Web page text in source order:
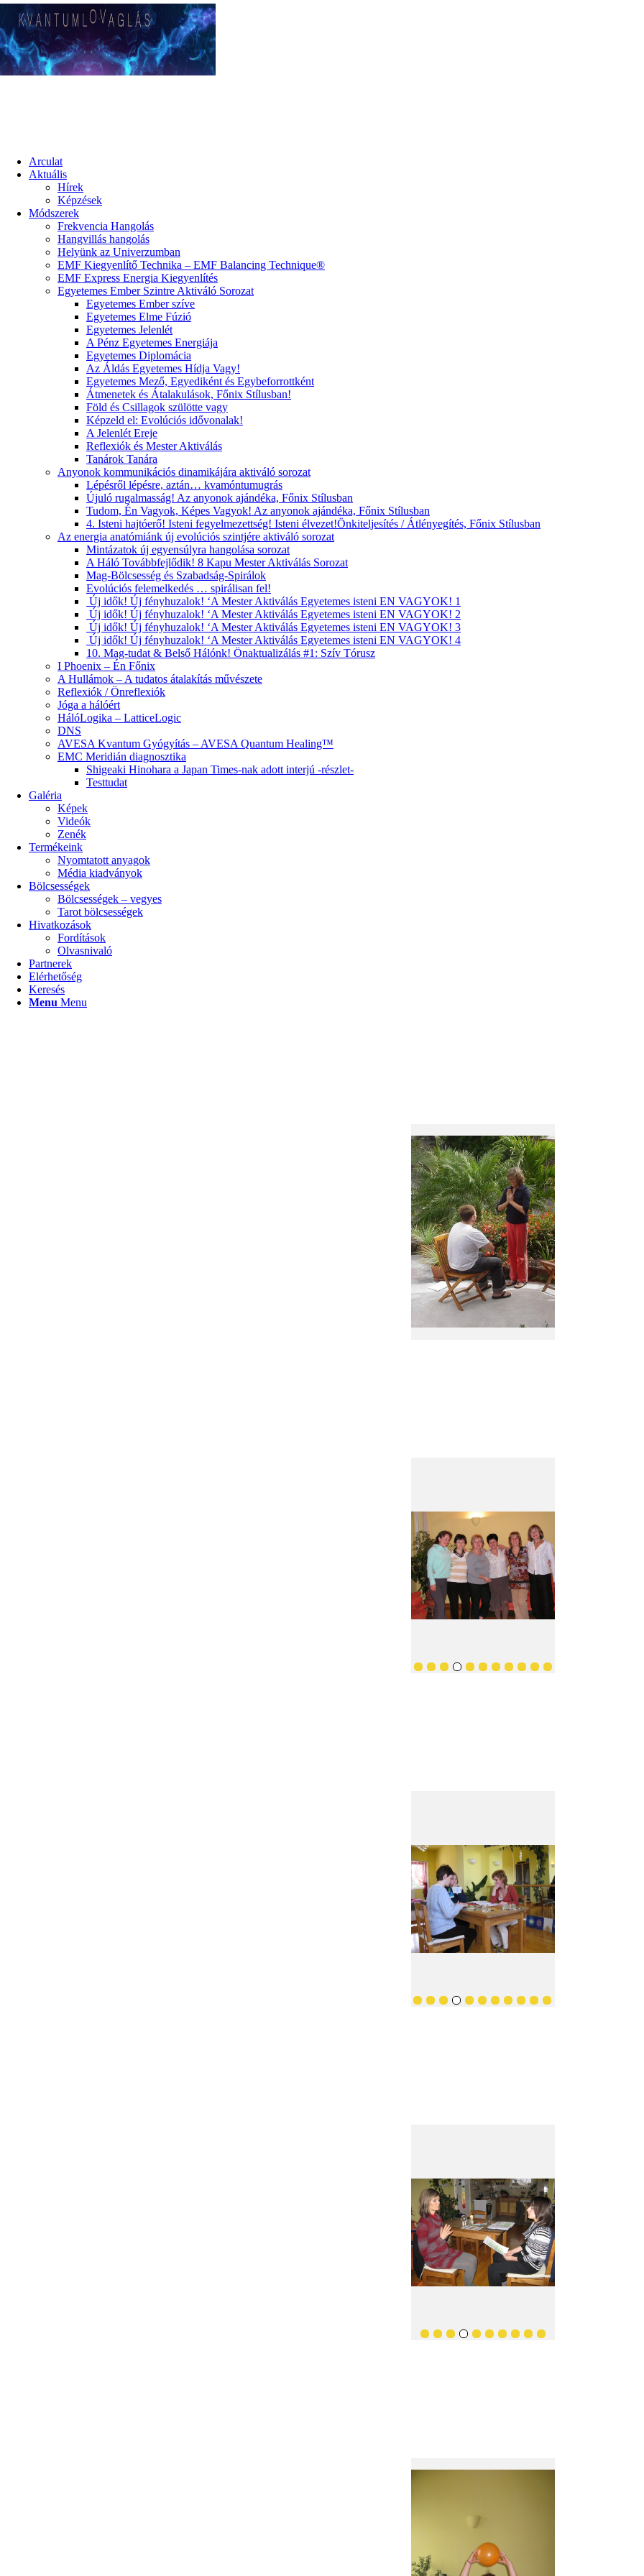
Arculat
Aktuális
Hírek
Képzések
Módszerek
Frekvencia Hangolás
Hangvillás hangolás
Helyünk az Univerzumban
EMF Kiegyenlítő Technika – EMF Balancing Technique®
EMF Express Energia Kiegyenlítés
Egyetemes Ember Szintre Aktiváló Sorozat
Egyetemes Ember szíve
Egyetemes Elme Fúzió
Egyetemes Jelenlét
A Pénz Egyetemes Energiája
Egyetemes Diplomácia
Az Áldás Egyetemes Hídja Vagy!
Egyetemes Mező, Egyediként és Egybeforrottként
Átmenetek és Átalakulások, Főnix Stílusban!
Föld és Csillagok szülötte vagy
Képzeld el: Evolúciós idővonalak!
A Jelenlét Ereje
Reflexiók és Mester Aktiválás
Tanárok Tanára
Anyonok kommunikációs dinamikájára aktiváló sorozat
Lépésről lépésre, aztán… kvamóntumugrás
Újuló rugalmasság! Az anyonok ajándéka, Főnix Stílusban
Tudom, Én Vagyok, Képes Vagyok! Az anyonok ajándéka, Főnix Stílusban
4. Isteni hajtóerő! Isteni fegyelmezettség! Isteni élvezet!Önkiteljesítés / Átlényegítés, Főnix Stílusban
Az energia anatómiánk új evolúciós szintjére aktiváló sorozat
Mintázatok új egyensúlyra hangolása sorozat
A Háló Továbbfejlődik! 8 Kapu Mester Aktiválás Sorozat
Mag-Bölcsesség és Szabadság-Spirálok
Evolúciós felemelkedés … spirálisan fel!
Új idők! Új fényhuzalok! ‘A Mester Aktiválás Egyetemes isteni EN VAGYOK! 1
Új idők! Új fényhuzalok! ‘A Mester Aktiválás Egyetemes isteni EN VAGYOK! 2
Új idők! Új fényhuzalok! ‘A Mester Aktiválás Egyetemes isteni EN VAGYOK! 3
Új idők! Új fényhuzalok! ‘A Mester Aktiválás Egyetemes isteni EN VAGYOK! 4
10. Mag-tudat & Belső Hálónk! Önaktualizálás #1: Szív Tórusz
I Phoenix – Én Főnix
A Hullámok – A tudatos átalakítás művészete
Reflexiók / Önreflexiók
Jóga a hálóért
HálóLogika – LatticeLogic
DNS
AVESA Kvantum Gyógyítás – AVESA Quantum Healing™
EMC Meridián diagnosztika
Shigeaki Hinohara a Japan Times-nak adott interjú -részlet-
Testtudat
Galéria
Képek
Videók
Zenék
Termékeink
Nyomtatott anyagok
Média kiadványok
Bölcsességek
Bölcsességek – vegyes
Tarot bölcsességek
Hivatkozások
Fordítások
Olvasnivaló
Partnerek
Elérhetőség
Keresés
Menu Menu